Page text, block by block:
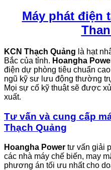
Máy phát điện
KCN Thạch Quảng là hạt
Bắc của tỉnh. Hoangha
điện dự phòng tiêu chuẩn
ngũ kỹ sư lưu động thường
Mọi sự cố kỹ thuật sẽ được
xuất.
Tư vấn và cung cấp
Thạch Quảng
Hoangha Power tư vấn giải
các nhà máy chế biến, may
phương án tối ưu nhất cho